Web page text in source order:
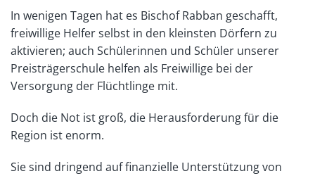
In wenigen Tagen hat es Bischof Rabban geschafft,
freiwillige Helfer selbst in den kleinsten Dörfern zu
aktivieren; auch Schülerinnen und Schüler unserer
Preisträgerschule helfen als Freiwillige bei der
Versorgung der Flüchtlinge mit.
Doch die Not ist groß, die Herausforderung für die
Region ist enorm.
Sie sind dringend auf finanzielle Unterstützung von